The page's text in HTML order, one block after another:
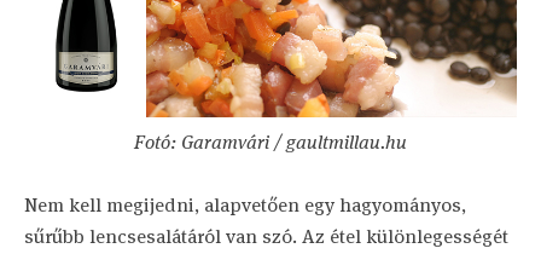
Fotó: Garamvári / gaultmillau.hu
Nem kell megijedni, alapvetően egy hagyományos,
sűrűbb lencsesalátáról van szó. Az étel különlegességét